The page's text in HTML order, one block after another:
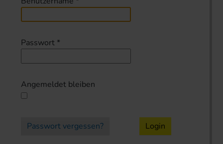
Passwort *
Angemeldet bleiben
Passwort vergessen? Login